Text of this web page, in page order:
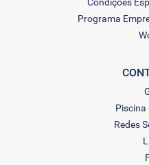
Programa
Piscina
Redes